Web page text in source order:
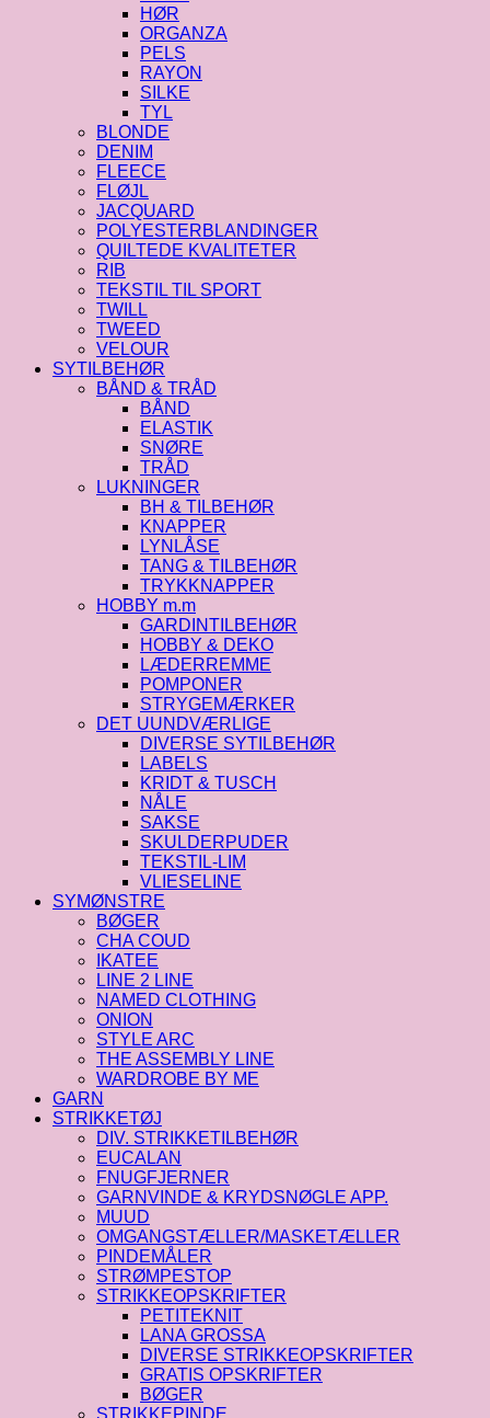
HØR
ORGANZA
PELS
RAYON
SILKE
TYL
BLONDE
DENIM
FLEECE
FLØJL
JACQUARD
POLYESTERBLANDINGER
QUILTEDE KVALITETER
RIB
TEKSTIL TIL SPORT
TWILL
TWEED
VELOUR
SYTILBEHØR
BÅND & TRÅD
BÅND
ELASTIK
SNØRE
TRÅD
LUKNINGER
BH & TILBEHØR
KNAPPER
LYNLÅSE
TANG & TILBEHØR
TRYKKNAPPER
HOBBY m.m
GARDINTILBEHØR
HOBBY & DEKO
LÆDERREMME
POMPONER
STRYGEMÆRKER
DET UUNDVÆRLIGE
DIVERSE SYTILBEHØR
LABELS
KRIDT & TUSCH
NÅLE
SAKSE
SKULDERPUDER
TEKSTIL-LIM
VLIESELINE
SYMØNSTRE
BØGER
CHA COUD
IKATEE
LINE 2 LINE
NAMED CLOTHING
ONION
STYLE ARC
THE ASSEMBLY LINE
WARDROBE BY ME
GARN
STRIKKETØJ
DIV. STRIKKETILBEHØR
EUCALAN
FNUGFJERNER
GARNVINDE & KRYDSNØGLE APP.
MUUD
OMGANGSTÆLLER/MASKETÆLLER
PINDEMÅLER
STRØMPESTOP
STRIKKEOPSKRIFTER
PETITEKNIT
LANA GROSSA
DIVERSE STRIKKEOPSKRIFTER
GRATIS OPSKRIFTER
BØGER
STRIKKEPINDE